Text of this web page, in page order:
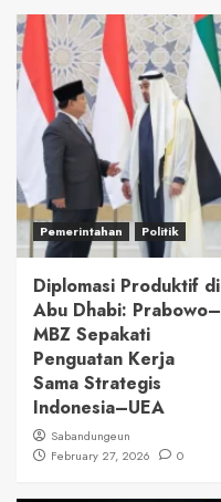
Pemerintahan Politik
Diplomasi Produktif di
Abu Dhabi: Prabowo–
MBZ Sepakati
Penguatan Kerja
Sama Strategis
Indonesia–UEA
Sabandungeun
February 27, 2026
0